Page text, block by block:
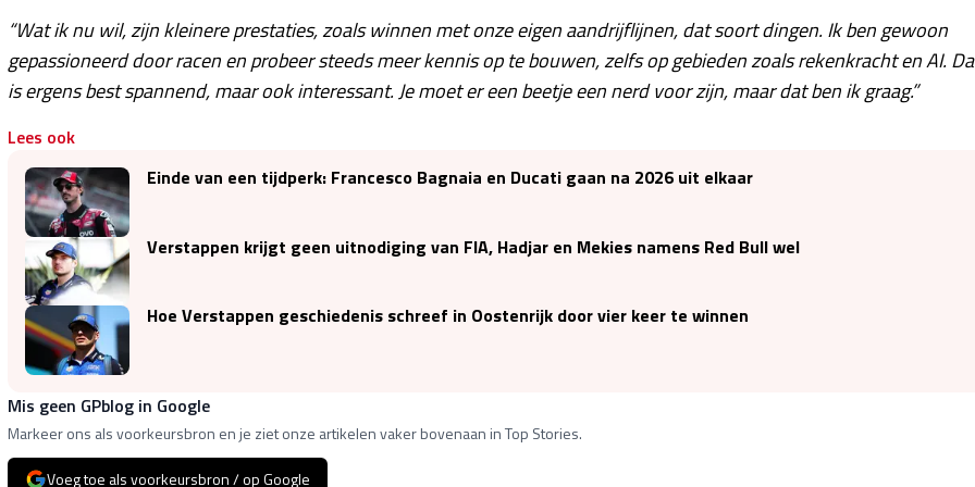
“Wat ik nu wil, zijn kleinere prestaties, zoals winnen met onze eigen aandrijflijnen, dat soort dingen. Ik ben gewoon
gepassioneerd door racen en probeer steeds meer kennis op te bouwen, zelfs op gebieden zoals rekenkracht en AI.
is ergens best spannend, maar ook interessant. Je moet er een beetje een nerd voor zijn, maar dat ben ik graag.”
Lees ook
Einde van een tijdperk: Francesco Bagnaia en Ducati gaan na 2026 uit elkaar
Verstappen krijgt geen uitnodiging van FIA, Hadjar en Mekies namens Red Bull wel
Hoe Verstappen geschiedenis schreef in Oostenrijk door vier keer te winnen
Mis geen GPblog in Google
Markeer ons als voorkeursbron en je ziet onze artikelen vaker bovenaan in Top Stories.
Voeg toe als voorkeursbron / op Google